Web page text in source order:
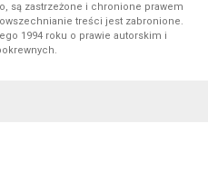
są zastrzeżone i chronione prawem
treści jest zabronione.
1994 roku o prawie autorskim i